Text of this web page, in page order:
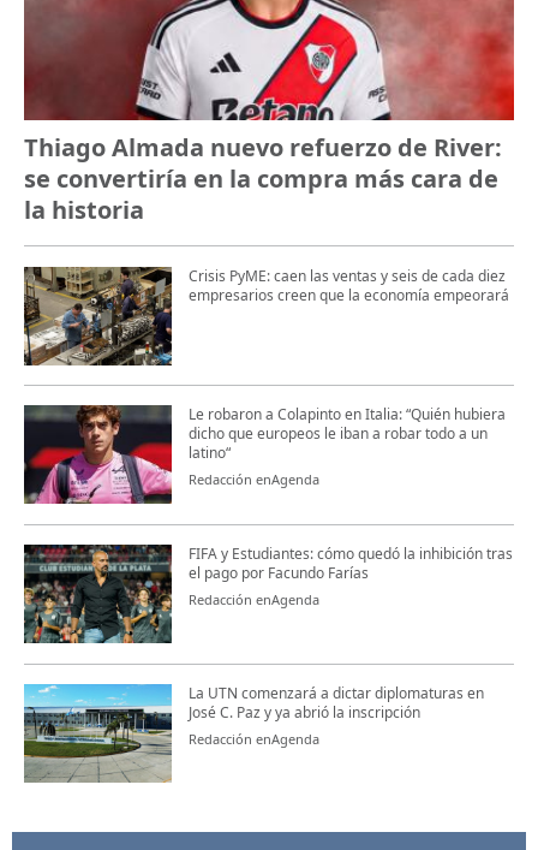
Thiago Almada nuevo refuerzo de River:
se convertiría en la compra más cara de
la historia
Crisis PyME: caen las ventas y seis de cada diez
empresarios creen que la economía empeorará
Le robaron a Colapinto en Italia: “Quién hubiera
dicho que europeos le iban a robar todo a un
latino“
Redacción enAgenda
FIFA y Estudiantes: cómo quedó la inhibición tras
el pago por Facundo Farías
Redacción enAgenda
La UTN comenzará a dictar diplomaturas en
José C. Paz y ya abrió la inscripción
Redacción enAgenda